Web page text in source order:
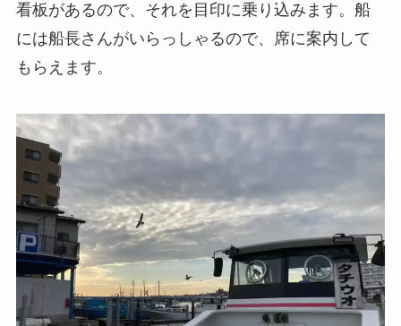
看板があるので、それを目印に乗り込みます。船
には船長さんがいらっしゃるので、席に案内して
もらえます。